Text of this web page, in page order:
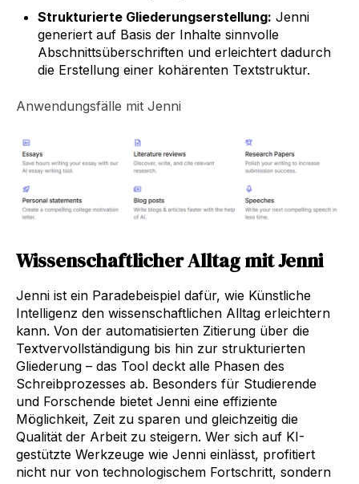
Strukturierte Gliederungserstellung: Jenni
generiert auf Basis der Inhalte sinnvolle
Abschnittsüberschriften und erleichtert dadurch
die Erstellung einer kohärenten Textstruktur.
Anwendungsfälle mit Jenni
Wissenschaftlicher Alltag mit Jenni
Jenni ist ein Paradebeispiel dafür, wie Künstliche
Intelligenz den wissenschaftlichen Alltag erleichtern
kann. Von der automatisierten Zitierung über die
Textvervollständigung bis hin zur strukturierten
Gliederung – das Tool deckt alle Phasen des
Schreibprozesses ab. Besonders für Studierende
und Forschende bietet Jenni eine effiziente
Möglichkeit, Zeit zu sparen und gleichzeitig die
Qualität der Arbeit zu steigern. Wer sich auf KI-
gestützte Werkzeuge wie Jenni einlässt, profitiert
nicht nur von technologischem Fortschritt, sondern